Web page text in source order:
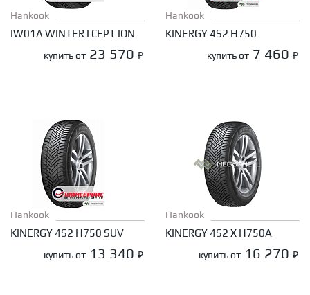
Hankook
IW01A WINTER I CEPT ION
купить от 23 570 ₽
Hankook
KINERGY 4S2 H750
купить от 7 460 ₽
Hankook
KINERGY 4S2 H750 SUV
купить от 13 340 ₽
Hankook
KINERGY 4S2 X H750A
купить от 16 270 ₽